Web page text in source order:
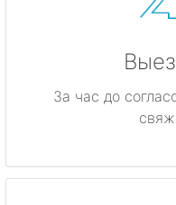
За час до